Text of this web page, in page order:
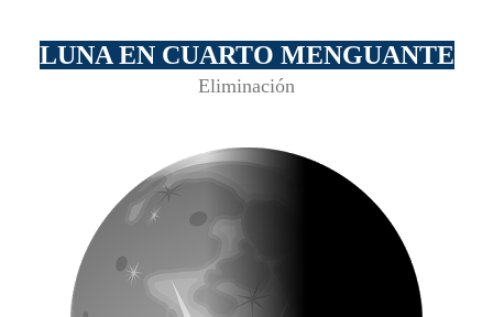
LUNA EN CUARTO MENGUANTE
Eliminación